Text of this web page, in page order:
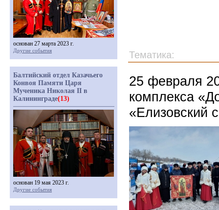
Тематика:
25 февраля
комплекса
«Елизовский
основан 27 марта 2023 г.
Другие события
Балтийский отдел Казачьего
Конвоя Памяти Царя
Мученика Николая II в
Калининграде(13)
основан 19 мая 2023 г.
Другие события